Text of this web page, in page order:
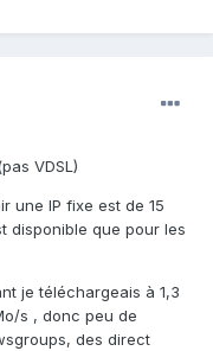
VDSL)
une IP fixe est de 15
disponible que pour les
je téléchargeais à 1,3
s , donc peu de
des direct